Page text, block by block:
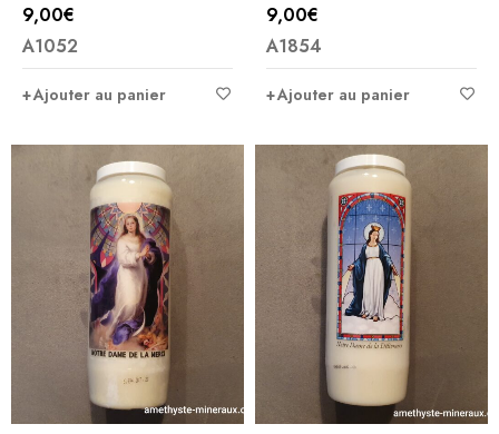
9,00€
A1052
Ajouter au panier
9,00€
A1854
Ajouter au panier